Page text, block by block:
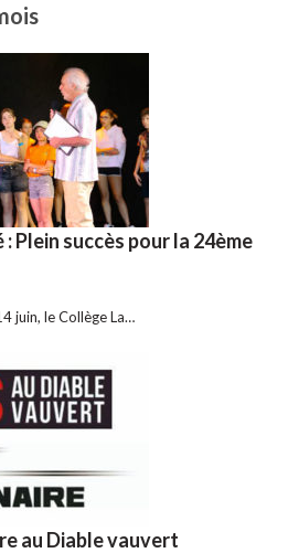
Plein succès pour la 24ème
juin, le Collège La…
au Diable vauvert